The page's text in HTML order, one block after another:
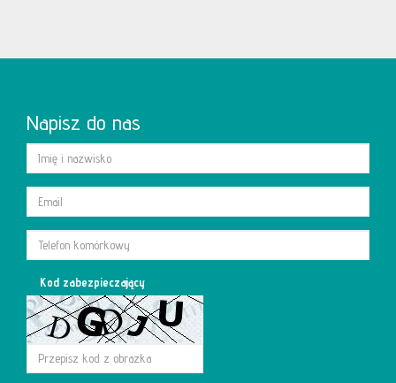
Napisz do nas
Kod zabezpieczający